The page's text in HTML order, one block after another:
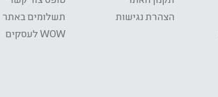
הצהרת נגישות
תשלומים באתר
WOW לעסקים